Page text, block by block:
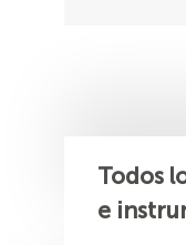
Todos
e